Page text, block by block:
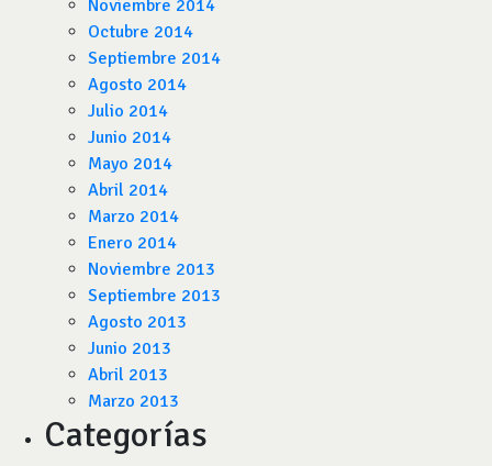
Noviembre 2014
Octubre 2014
Septiembre 2014
Agosto 2014
Julio 2014
Junio 2014
Mayo 2014
Abril 2014
Marzo 2014
Enero 2014
Noviembre 2013
Septiembre 2013
Agosto 2013
Junio 2013
Abril 2013
Marzo 2013
Categorías